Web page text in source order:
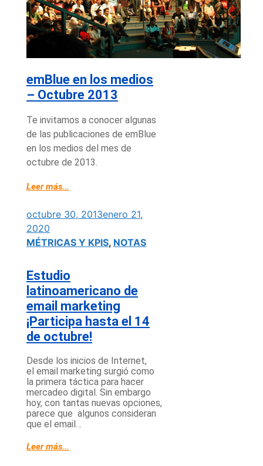
emBlue en los medios
– Octubre 2013
Te invitamos a conocer algunas
de las publicaciones de emBlue
en los medios del mes de
octubre de 2013.
Leer más...
octubre 30, 2013enero 21,
2020
MÉTRICAS Y KPIS, NOTAS
Estudio
latinoamericano de
email marketing
¡Participa hasta el 14
de octubre!
Desde los inicios de Internet,
el email marketing surgió como
la primera táctica para hacer
mercadeo digital. Sin embargo
hoy, con tantas nuevas opciones,
parece que algunos consideran
que el email…
Leer más...